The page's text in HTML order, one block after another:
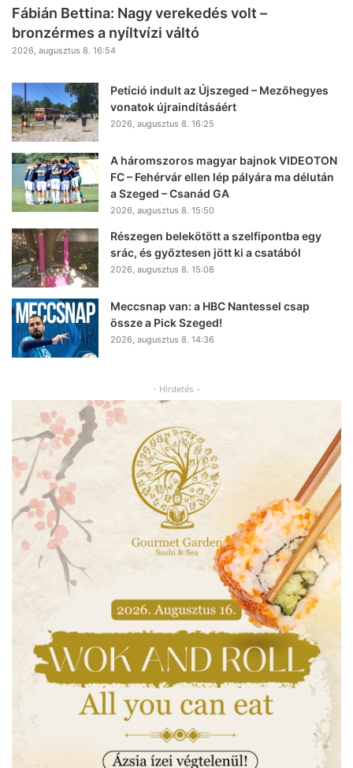
Fábián Bettina: Nagy verekedés volt –
bronzérmes a nyíltvízi váltó
2026, augusztus 8. 16:54
Petíció indult az Újszeged – Mezőhegyes
vonatok újraindításáért
2026, augusztus 8. 16:25
A háromszoros magyar bajnok VIDEOTON
FC – Fehérvár ellen lép pályára ma délután
a Szeged – Csanád GA
2026, augusztus 8. 15:50
Részegen belekötött a szelfipontba egy
srác, és győztesen jött ki a csatából
2026, augusztus 8. 15:08
Meccsnap van: a HBC Nantessel csap
össze a Pick Szeged!
2026, augusztus 8. 14:36
- Hirdetés -